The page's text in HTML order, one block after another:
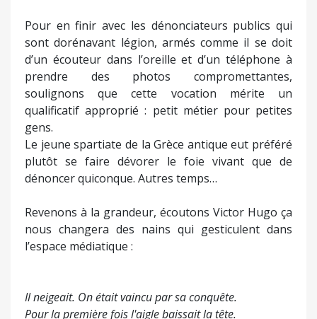
Pour en finir avec les dénonciateurs publics qui
sont dorénavant légion, armés comme il se doit
d’un écouteur dans l’oreille et d’un téléphone à
prendre des photos compromettantes,
soulignons que cette vocation mérite un
qualificatif approprié : petit métier pour petites
gens.
Le jeune spartiate de la Grèce antique eut préféré
plutôt se faire dévorer le foie vivant que de
dénoncer quiconque. Autres temps…
Revenons à la grandeur, écoutons Victor Hugo ça
nous changera des nains qui gesticulent dans
l’espace médiatique :
Il neigeait. On était vaincu par sa conquête.
Pour la première fois l'aigle baissait la tête.